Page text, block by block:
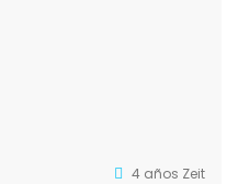
4 años Zeit